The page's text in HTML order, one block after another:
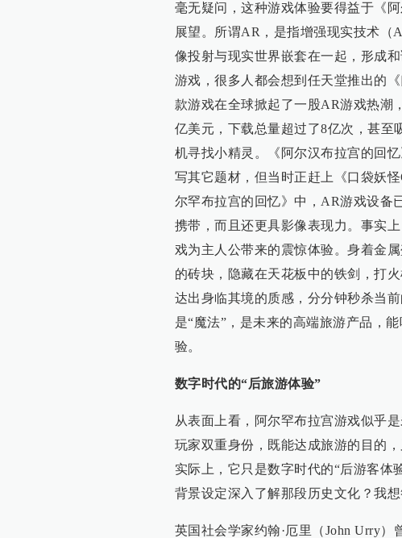
毫无疑问，这种游戏体验要得益于《
展望。所谓AR，是指增强现实技术（
像投射与现实世界嵌套在一起，形成
游戏，很多人都会想到任天堂推出的
款游戏在全球掀起了一股AR游戏热潮
亿美元，下载总量超过了8亿次，甚至
机寻找小精灵。《阿尔汉布拉宫的回
写其它题材，但当时正赶上《口袋妖
尔罕布拉宫的回忆》中，AR游戏设备
携带，而且还更具影像表现力。事实
戏为主人公带来的震惊体验。身着金
的砖块，隐藏在天花板中的铁剑，打
达出身临其境的质感，分分钟秒杀当
是“魔法”，是未来的高端旅游产品，
验。
数字时代的“后旅游体验”
从表面上看，阿尔罕布拉宫游戏似乎
玩家双重身份，既能达成旅游的目的
实际上，它只是数字时代的“后游客体
背景设定深入了解那段历史文化？我想
英国社会学家约翰·厄里（John Urry）